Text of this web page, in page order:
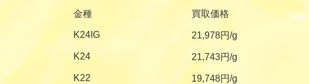
金種 買取価格
K24IG 21,978円/g
K24 21,743円/g
K22 19,748円/g